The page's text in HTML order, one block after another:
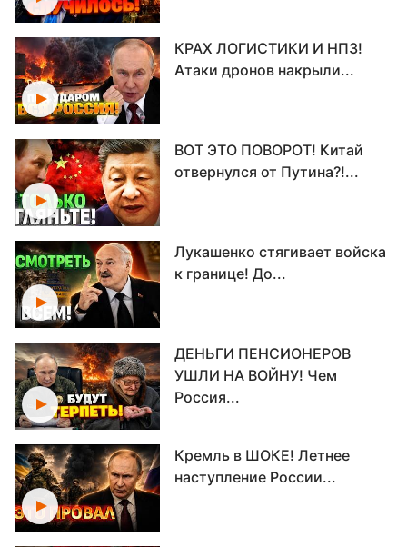
КРАХ ЛОГИСТИКИ И НПЗ!
Атаки дронов накрыли...
ВОТ ЭТО ПОВОРОТ! Китай
отвернулся от Путина?!...
Лукашенко стягивает войска
к границе! До...
ДЕНЬГИ ПЕНСИОНЕРОВ
УШЛИ НА ВОЙНУ! Чем
Россия...
Кремль в ШОКЕ! Летнее
наступление России...